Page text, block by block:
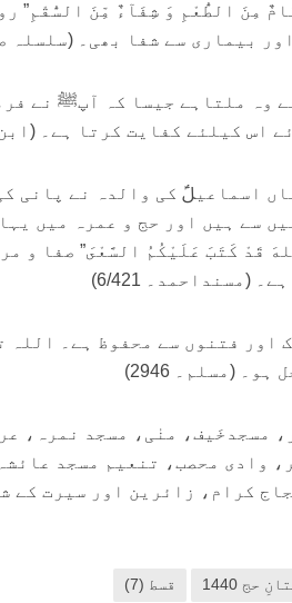
مِنَ الطُّعْمِ وَ شِفَآءٌ مِّنَ السُّقْمِ”
بیماری سے شفا بھی۔ (سلسلہ
وہ ملتاہے جیسا کہ آپﷺ نے
کیلئے کفایت کرتا ہے۔ (ابن
اسماعیلؑ کی والدہ نے پانی
سے ہیں اور حج و عمرہ میں
قَدْ كَتَبَ عَلَيْكُمُ السَّعْىَ” صفا و
6/421)
اور فتنوں سے محفوظ ہے۔ اللہ
(مسلم۔ 2946)
مسجدخَیف، منٰی، مسجد نمرہ،
وادی محصب، تنعیم مسجد
کرام، زائرین اور سیرت کے
حج 1440 قسط (7)